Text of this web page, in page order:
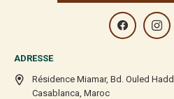
ADRESSE
Résidence Miamar, Bd. Ouled
Casablanca, Maroc